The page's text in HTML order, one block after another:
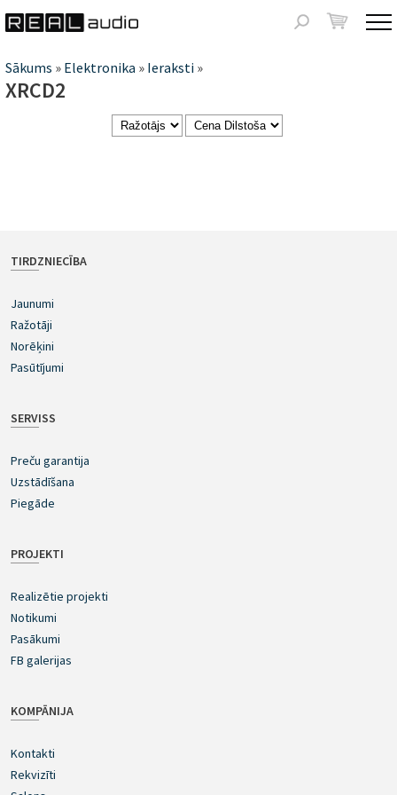
Meklēšanas
Jūs
atrodaties
Sākums » Elektronika » Ieraksti »
XRCD2
TIRDZNIECĪBA
Jaunumi
Ražotāji
Norēķini
Pasūtījumi
SERVISS
Preču garantija
Uzstādīšana
Piegāde
PROJEKTI
Realizētie projekti
Notikumi
Pasākumi
FB galerijas
KOMPĀNIJA
Kontakti
Rekvizīti